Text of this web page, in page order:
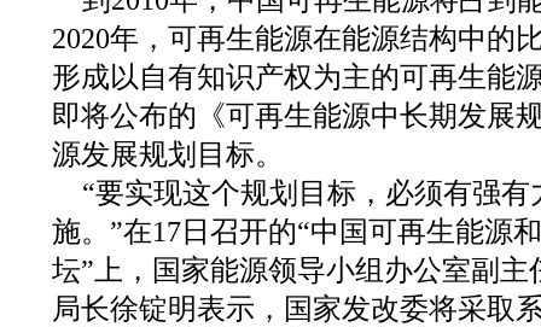
2020年，可再生能源在能源结构中的
形成以自有知识产权为主的可再生能
即将公布的《可再生能源中长期发展
源发展规划目标。
“要实现这个规划目标，必须有强
施。”在17日召开的“中国可再生能源
坛”上，国家能源领导小组办公室副
局长徐锭明表示，国家发改委将采取